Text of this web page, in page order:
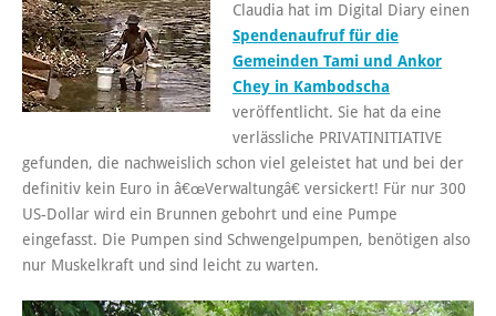
Claudia hat im Digital Diary einen
Spendenaufruf für die
Gemeinden Tami und Ankor
Chey in Kambodscha
veröffentlicht. Sie hat da eine
verlässliche PRIVATINITIATIVE
gefunden, die nachweislich schon viel geleistet hat und bei der
definitiv kein Euro in â€œVerwaltungâ€ versickert! Für nur 300
US-Dollar wird ein Brunnen gebohrt und eine Pumpe
eingefasst. Die Pumpen sind Schwengelpumpen, benötigen also
nur Muskelkraft und sind leicht zu warten.